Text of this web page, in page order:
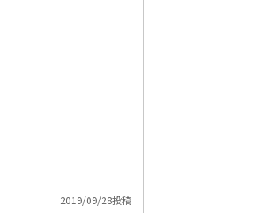
2019/09/28投稿